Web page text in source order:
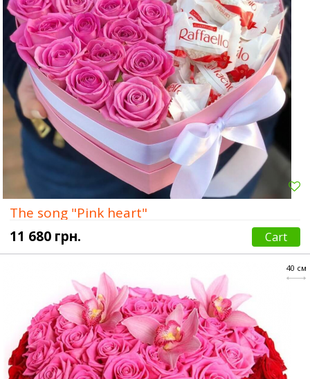
The song "Pink heart"
11 680 грн.
Cart
40 см